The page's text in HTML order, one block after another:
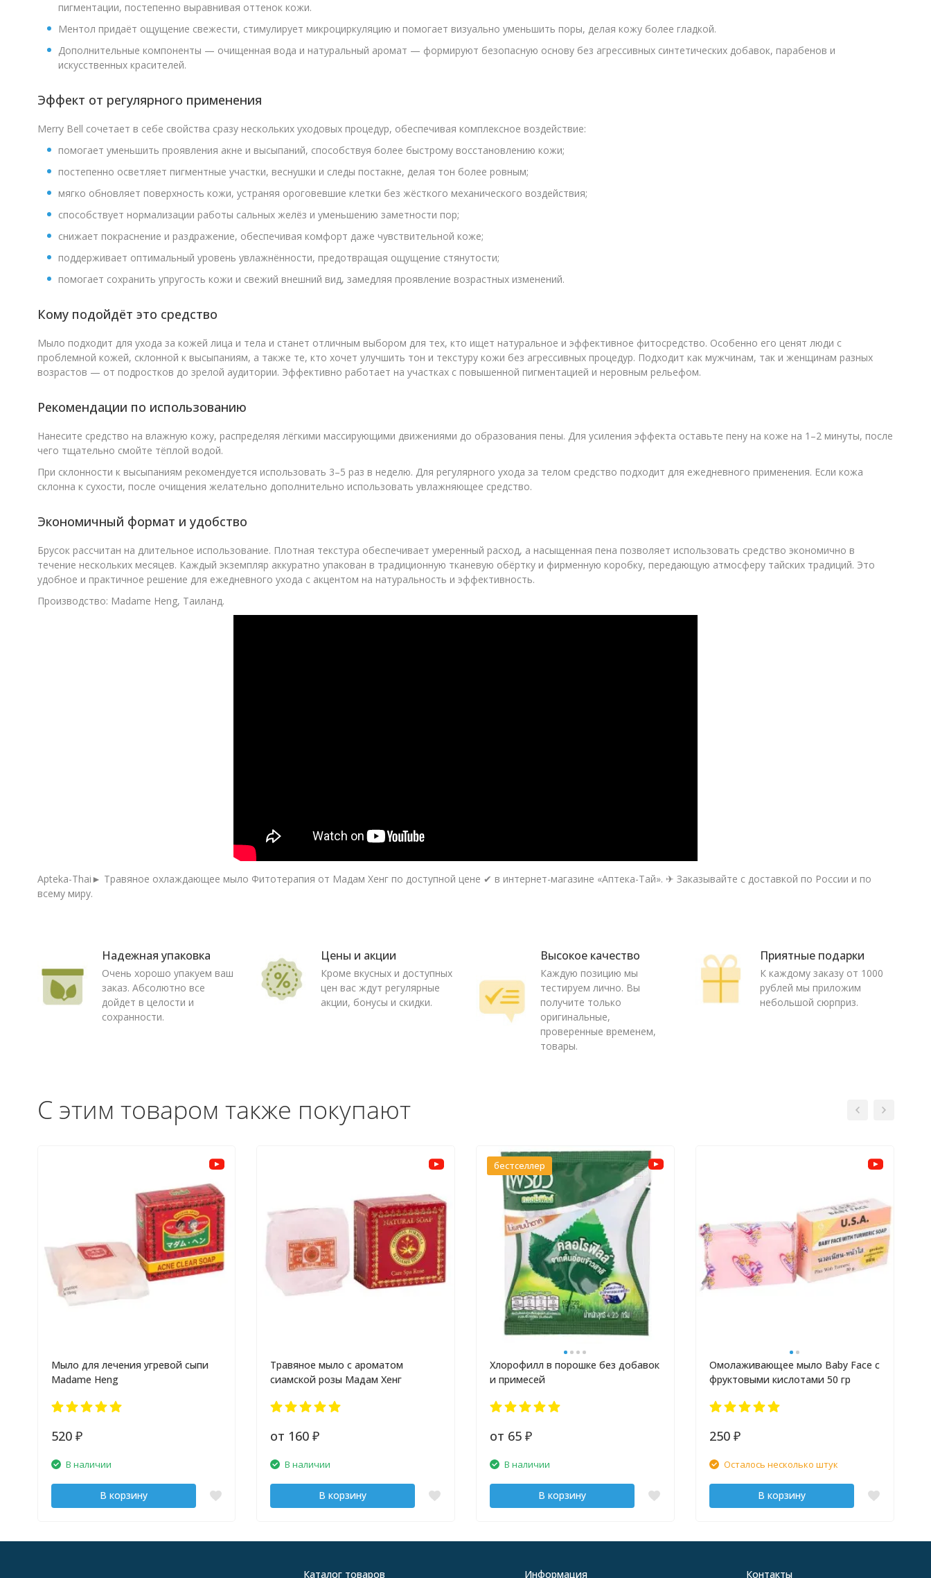
пигментации, постепенно выравнивая оттенок кожи.
Ментол придаёт ощущение свежести, стимулирует микроциркуляцию и помогает визуально уменьшить поры, делая кожу более гладкой.
Дополнительные компоненты — очищенная вода и натуральный аромат — формируют безопасную основу без агрессивных синтетических добавок, парабенов и
искусственных красителей.
Эффект от регулярного применения
Merry Bell сочетает в себе свойства сразу нескольких уходовых процедур, обеспечивая комплексное воздействие:
помогает уменьшить проявления акне и высыпаний, способствуя более быстрому восстановлению кожи;
постепенно осветляет пигментные участки, веснушки и следы постакне, делая тон более ровным;
мягко обновляет поверхность кожи, устраняя ороговевшие клетки без жёсткого механического воздействия;
способствует нормализации работы сальных желёз и уменьшению заметности пор;
снижает покраснение и раздражение, обеспечивая комфорт даже чувствительной коже;
поддерживает оптимальный уровень увлажнённости, предотвращая ощущение стянутости;
помогает сохранить упругость кожи и свежий внешний вид, замедляя проявление возрастных изменений.
Кому подойдёт это средство
Мыло подходит для ухода за кожей лица и тела и станет отличным выбором для тех, кто ищет натуральное и эффективное фитосредство. Особенно его ценят люди с
проблемной кожей, склонной к высыпаниям, а также те, кто хочет улучшить тон и текстуру кожи без агрессивных процедур. Подходит как мужчинам, так и женщинам разных
возрастов — от подростков до зрелой аудитории. Эффективно работает на участках с повышенной пигментацией и неровным рельефом.
Рекомендации по использованию
Нанесите средство на влажную кожу, распределяя лёгкими массирующими движениями до образования пены. Для усиления эффекта оставьте пену на коже на 1–2 минуты, после
чего тщательно смойте тёплой водой.
При склонности к высыпаниям рекомендуется использовать 3–5 раз в неделю. Для регулярного ухода за телом средство подходит для ежедневного применения. Если кожа
склонна к сухости, после очищения желательно дополнительно использовать увлажняющее средство.
Экономичный формат и удобство
Брусок рассчитан на длительное использование. Плотная текстура обеспечивает умеренный расход, а насыщенная пена позволяет использовать средство экономично в
течение нескольких месяцев. Каждый экземпляр аккуратно упакован в традиционную тканевую обёртку и фирменную коробку, передающую атмосферу тайских традиций. Это
удобное и практичное решение для ежедневного ухода с акцентом на натуральность и эффективность.
Производство: Madame Heng, Таиланд.
Apteka-Thai► Травяное охлаждающее мыло Фитотерапия от Мадам Хенг по доступной цене ✔ в интернет-магазине «Аптека-Тай». ✈ Заказывайте с доставкой по России и по
всему миру.
Надежная упаковка
Очень хорошо упакуем ваш
заказ. Абсолютно все
дойдет в целости и
сохранности.
Цены и акции
Кроме вкусных и доступных
цен вас ждут регулярные
акции, бонусы и скидки.
Высокое качество
Каждую позицию мы
тестируем лично. Вы
получите только
оригинальные,
проверенные временем,
товары.
Приятные подарки
К каждому заказу от 1000
рублей мы приложим
небольшой сюрприз.
С этим товаром также покупают
Мыло для лечения угревой сыпи
Madame Heng
520 ₽
В наличии
В корзину
Травяное мыло с ароматом
сиамской розы Мадам Хенг
от 160₽
В наличии
В корзину
бестселлер
Хлорофилл в порошке без добавок
и примесей
от 65 ₽
В наличии
В корзину
Омолаживающее мыло Baby Face с
фруктовыми кислотами 50 гр
250 ₽
Осталось несколько штук
В корзину
Каталог товаров Информация Контакты